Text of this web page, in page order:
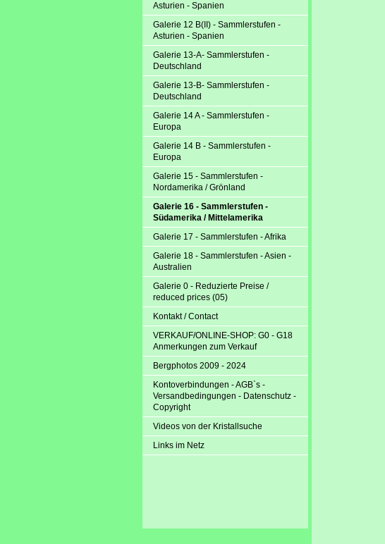
Asturien - Spanien
Galerie 12 B(II) - Sammlerstufen -
Asturien - Spanien
Galerie 13-A- Sammlerstufen -
Deutschland
Galerie 13-B- Sammlerstufen -
Deutschland
Galerie 14 A - Sammlerstufen -
Europa
Galerie 14 B - Sammlerstufen -
Europa
Galerie 15 - Sammlerstufen -
Nordamerika / Grönland
Galerie 16 - Sammlerstufen -
Südamerika / Mittelamerika
Galerie 17 - Sammlerstufen - Afrika
Galerie 18 - Sammlerstufen - Asien -
Australien
Galerie 0 - Reduzierte Preise /
reduced prices (05)
Kontakt / Contact
VERKAUF/ONLINE-SHOP: G0 - G18
Anmerkungen zum Verkauf
Bergphotos 2009 - 2024
Kontoverbindungen - AGB`s -
Versandbedingungen - Datenschutz -
Copyright
Videos von der Kristallsuche
Links im Netz